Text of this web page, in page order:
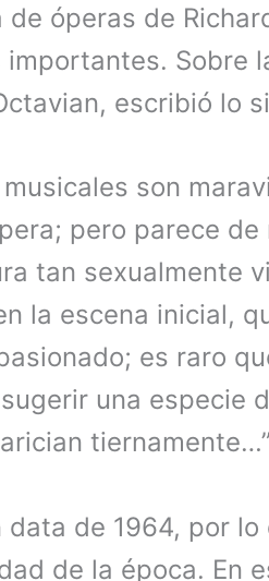
óperas de
importantes. Sobre
escribió lo
son
pero parece
tan sexualmente
la escena inicial,
es raro
una especie
data de 1964, por
de la época. En